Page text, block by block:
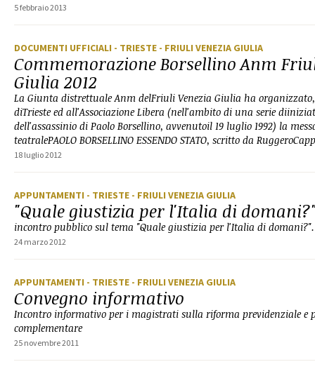
5 febbraio 2013
DOCUMENTI UFFICIALI - TRIESTE - FRIULI VENEZIA GIULIA
Commemorazione Borsellino Anm
Giulia 2012
La Giunta distrettuale Anm delFriuli Venezia Giulia ha
diTrieste ed all'Associazione Libera (nell'ambito di una serie
dell'assassinio di Paolo Borsellino, avvenutoil 19 luglio 1992) la
teatralePAOLO BORSELLINO ESSENDO STATO, scritto da
18 luglio 2012
APPUNTAMENTI - TRIESTE - FRIULI VENEZIA GIULIA
"Quale giustizia per l'Italia di
incontro pubblico sul tema "Quale giustizia per l'Italia di domani?".
24 marzo 2012
APPUNTAMENTI - TRIESTE - FRIULI VENEZIA GIULIA
Convegno informativo
Incontro informativo per i magistrati sulla riforma previdenziale e
complementare
25 novembre 2011